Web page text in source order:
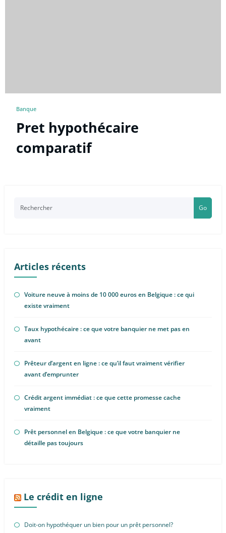
Banque
Pret hypothécaire
comparatif
Go
Articles récents
Voiture neuve à moins de 10 000 euros en Belgique : ce qui
existe vraiment
Taux hypothécaire : ce que votre banquier ne met pas en
avant
Prêteur d’argent en ligne : ce qu’il faut vraiment vérifier
avant d’emprunter
Crédit argent immédiat : ce que cette promesse cache
vraiment
Prêt personnel en Belgique : ce que votre banquier ne
détaille pas toujours
Le crédit en ligne
Doit-on hypothéquer un bien pour un prêt personnel?